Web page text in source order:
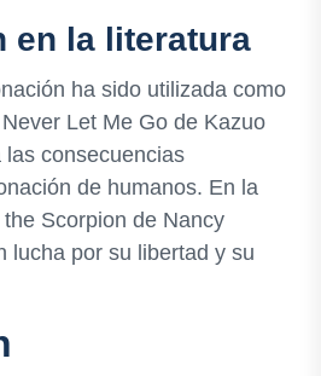
en la literatura
ha sido utilizada como
Let Me Go de Kazuo
consecuencias
de humanos. En la
Scorpion de Nancy
lucha por su libertad y su